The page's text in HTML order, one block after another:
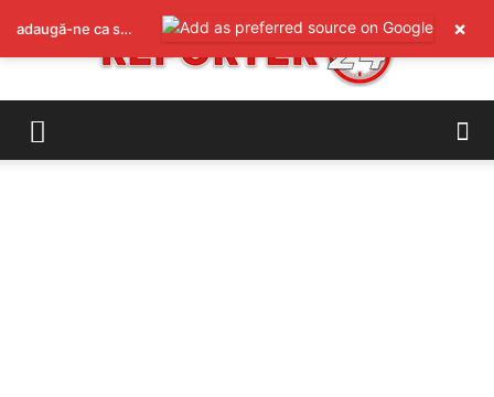
adaugă-ne ca sursă preferată pe Google ×